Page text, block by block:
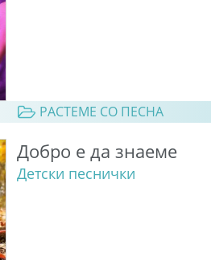
РАСТЕМЕ СО ПЕСНА
Добро е да знаеме
Детски песнички